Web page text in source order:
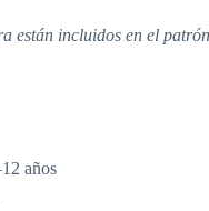
están incluidos en el
años